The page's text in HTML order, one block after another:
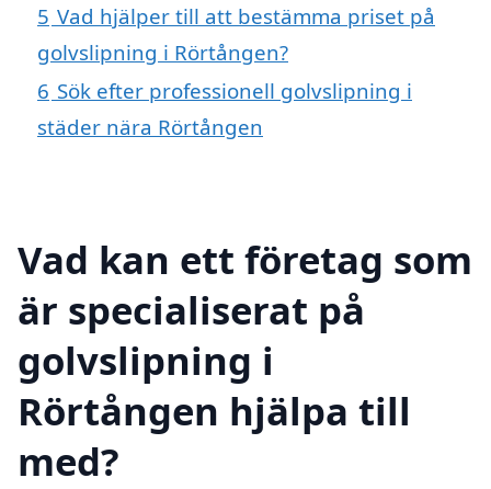
5 Vad hjälper till att bestämma priset på
golvslipning i Rörtången?
6 Sök efter professionell golvslipning i
städer nära Rörtången
Vad kan ett företag som
är specialiserat på
golvslipning i
Rörtången hjälpa till
med?